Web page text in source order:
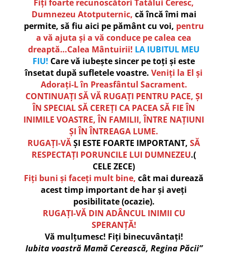
Fiți foarte recunoscători Tatălui Ceresc,
Dumnezeu Atotputernic, că încă îmi mai
permite, să fiu aici pe pământ cu voi, pentru
a vă ajuta și a vă conduce pe calea cea
dreaptă…Calea Mântuirii! LA IUBITUL MEU
FIU! Care vă iubește sincer pe toți și este
însetat după sufletele voastre.Veniți la El și
Adorați-L în Preasfântul Sacrament.
CONTINUAȚI SĂ VĂ RUGAȚI PENTRU PACE, ȘI
ÎN SPECIAL SĂ CEREȚI CA PACEA SĂ FIE ÎN
INIMILE VOASTRE, ÎN FAMILII, ÎNTRE NAȚIUNI
ȘI ÎN ÎNTREAGA LUME.
RUGAȚI-VĂȘI ESTE FOARTE IMPORTANT,SĂ
RESPECTAȚI PORUNCILE LUI DUMNEZEU.(
CELE ZECE)
Fiți buni și faceți mult bine,cât mai durează
acest timp important de har și aveți
posibilitate (ocazie).
RUGAȚI-VĂ DIN ADÂNCUL INIMII CU
SPERANȚĂ!
Vă mulțumesc! Fiți binecuvântați!
Iubita voastră Mamă Cerească, Regina Păcii”